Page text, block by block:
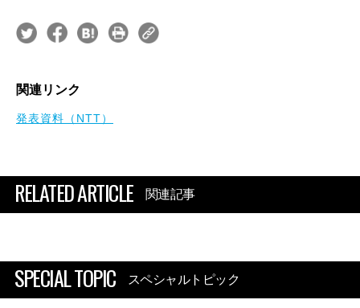
関連リンク
発表資料（NTT）
RELATED ARTICLE 関連記事
SPECIAL TOPIC スペシャルトピック